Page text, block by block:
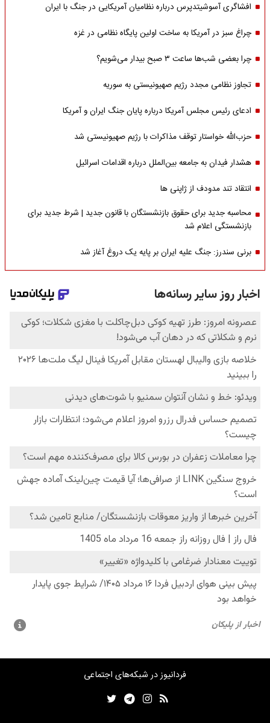
افشاگری آسوشیتدپرس درباره نظامیان آمریکایی در جنگ با ایران
چراغ سبز در آمریکا به ساخت اولین پایگاه نظامی در غزه
چرا بعضی شب‌ها ساعت ۳ صبح بیدار می‌شویم؟
تجاوز نظامی مجدد رژیم صهیونیستی به سوریه
ادعای رئیس مجلس آمریکا درباره پایان جنگ ایران و آمریکا
حزب‌الله خواستار توقف مذاکرات با رژیم صهیونیستی شد
هشدار فیدان به جامعه بین‌الملل درباره اقدامات اسرائیل
انتقاد تند مدودف از ژاپنی ها
محاسبه جدید برای حقوق بازنشستگان با قانون جدید | شرط جدید برای
بازنشستگی اعلام شد
برنی سندرز: جنگ علیه ایران بر پایه یک دروغ آغاز شد
فردانیوز در شبکه‌های اجتماعی